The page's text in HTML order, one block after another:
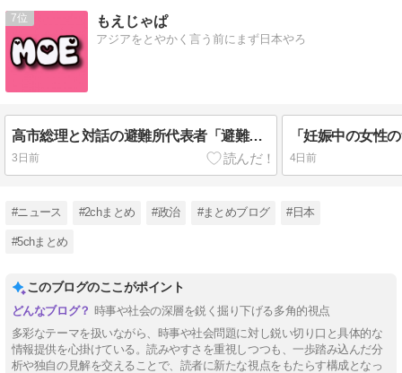
7 もえじゃぱ
アジアをとやかく言う前にまず日本やろ
高市総理と対話の避難所代表者「避難所の生活は至れり尽くせりで全く不自由ない、ありがとう！日本人でよかった！」
3日前 4日前
#ニュース #2chまとめ #政治 #まとめブログ #日本
#5chまとめ
このブログのここがポイント
時事や社会の深層を鋭く掘り下げる多角的視点
多彩なテーマを扱いながら、時事や社会問題に対し鋭い切り口と具体的な
情報提供を心掛けている。読みやすさを重視しつつも、一歩踏み込んだ分
析や独自の見解を交えることで、読者に新たな視点をもたらす構成となっ